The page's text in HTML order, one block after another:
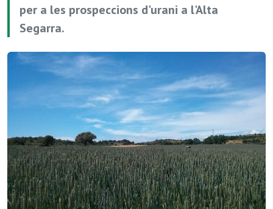
per a les prospeccions d'urani a l'Alta
Segarra.